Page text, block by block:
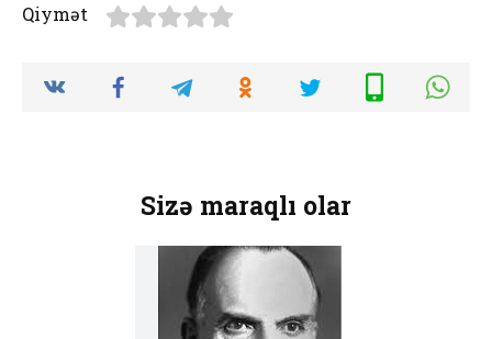
Qiymət
Sizə maraqlı olar